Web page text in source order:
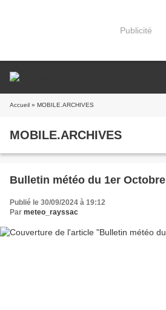
Publicité
Accueil » MOBILE.ARCHIVES
MOBILE.ARCHIVES
Bulletin météo du 1er Octobre
Publié le 30/09/2024 à 19:12
Par meteo_rayssac